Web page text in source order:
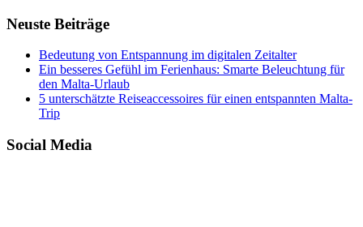
Neuste Beiträge
Bedeutung von Entspannung im digitalen Zeitalter
Ein besseres Gefühl im Ferienhaus: Smarte Beleuchtung für
den Malta-Urlaub
5 unterschätzte Reiseaccessoires für einen entspannten Malta-
Trip
Social Media